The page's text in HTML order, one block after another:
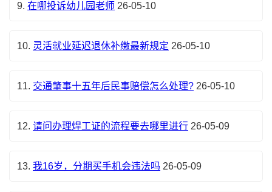
9. 在哪投诉幼儿园老师 26-05-10
10. 灵活就业延迟退休补缴最新规定 26-05-10
11. 交通肇事十五年后民事赔偿怎么处理? 26-05-10
12. 请问办理焊工证的流程要去哪里进行 26-05-09
13. 我16岁，分期买手机会违法吗 26-05-09